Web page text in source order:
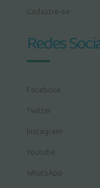
Cadastre-se
Redes
Facebook
Twitter
Instagram
Youtube
WhatsApp